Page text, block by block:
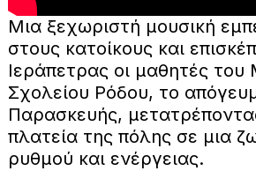
Μια ξεχωριστή μουσική
στους κατοίκους και
Ιεράπετρας οι μαθητές του
Σχολείου Ρόδου, το
Παρασκευής,
πλατεία της πόλης σε μια
ρυθμού και ενέργειας.